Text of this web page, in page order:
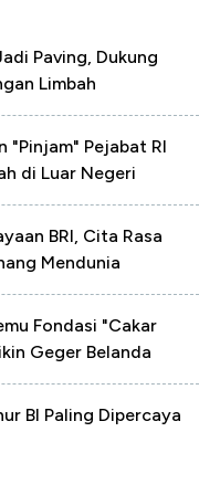
Paving, Dukung
Limbah
"Pinjam" Pejabat RI
di Luar Negeri
BRI, Cita Rasa
Mendunia
Fondasi "Cakar
Geger Belanda
BI Paling Dipercaya